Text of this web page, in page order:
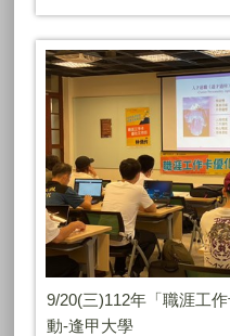
9/20(三)112年「職涯工
動-逢甲大學